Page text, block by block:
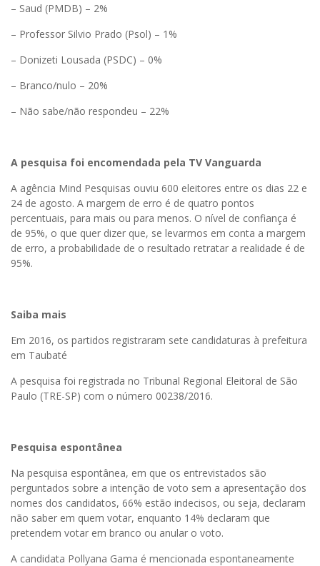
– Saud (PMDB) – 2%
– Professor Silvio Prado (Psol) – 1%
– Donizeti Lousada (PSDC) – 0%
– Branco/nulo – 20%
– Não sabe/não respondeu – 22%
A pesquisa foi encomendada pela TV Vanguarda
A agência Mind Pesquisas ouviu 600 eleitores entre os dias 22 e
24 de agosto. A margem de erro é de quatro pontos
percentuais, para mais ou para menos. O nível de confiança é
de 95%, o que quer dizer que, se levarmos em conta a margem
de erro, a probabilidade de o resultado retratar a realidade é de
95%.
Saiba mais
Em 2016, os partidos registraram sete candidaturas à prefeitura
em Taubaté
A pesquisa foi registrada no Tribunal Regional Eleitoral de São
Paulo (TRE-SP) com o número 00238/2016.
Pesquisa espontânea
Na pesquisa espontânea, em que os entrevistados são
perguntados sobre a intenção de voto sem a apresentação dos
nomes dos candidatos, 66% estão indecisos, ou seja, declaram
não saber em quem votar, enquanto 14% declaram que
pretendem votar em branco ou anular o voto.
A candidata Pollyana Gama é mencionada espontaneamente